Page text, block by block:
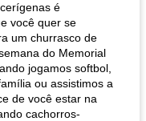
é
você quer se
um churrasco de
do Memorial
jogamos softbol,
ou assistimos a
de você estar na
cachorros-